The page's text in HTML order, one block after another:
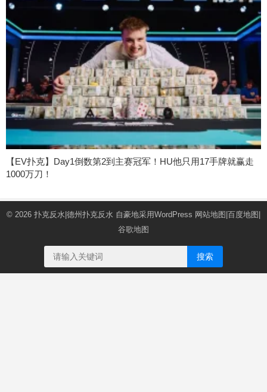
【EV扑克】Day1倒数第2到主赛冠军！HU他只用17手牌就赢走
1000万刀！
© 2026 扑克反水|德州扑克反水 自豪地采用WordPress 网站地图 百度地图
谷歌地图
搜索